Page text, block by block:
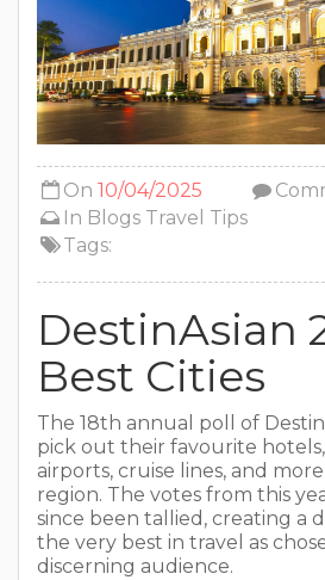
On10/04/2025
In Blogs Travel Tips
Tags:
DestinAsian
Best Cities
The 18th annual poll of
pick out their favourite
airports, cruise lines, and
region. The votes from this
since been tallied, creating a
the very best in travel as
discerning audience.